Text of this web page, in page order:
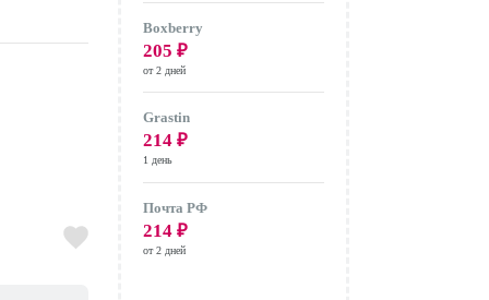
Boxberry
205 ₽
от 2 дней
Grastin
214 ₽
1 день
Почта РФ
214 ₽
от 2 дней